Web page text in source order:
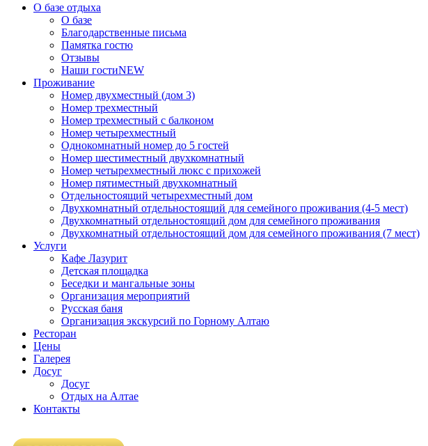
О базе отдыха
О базе
Благодарственные письма
Памятка гостю
Отзывы
Наши гостиNEW
Проживание
Номер двухместный (дом 3)
Номер трехместный
Номер трехместный с балконом
Номер четырехместный
Однокомнатный номер до 5 гостей
Номер шестиместный двухкомнатный
Номер четырехместный люкс с прихожей
Номер пятиместный двухкомнатный
Отдельностоящий четырехместный дом
Двухкомнатный отдельностоящий для семейного проживания (4-5 мест)
Двухкомнатный отдельностоящий дом для семейного проживания
Двухкомнатный отдельностоящий дом для семейного проживания (7 мест)
Услуги
Кафе Лазурит
Детская площадка
Беседки и мангальные зоны
Организация мероприятий
Русская баня
Организация экскурсий по Горному Алтаю
Ресторан
Цены
Галерея
Досуг
Досуг
Отдых на Алтае
Контакты